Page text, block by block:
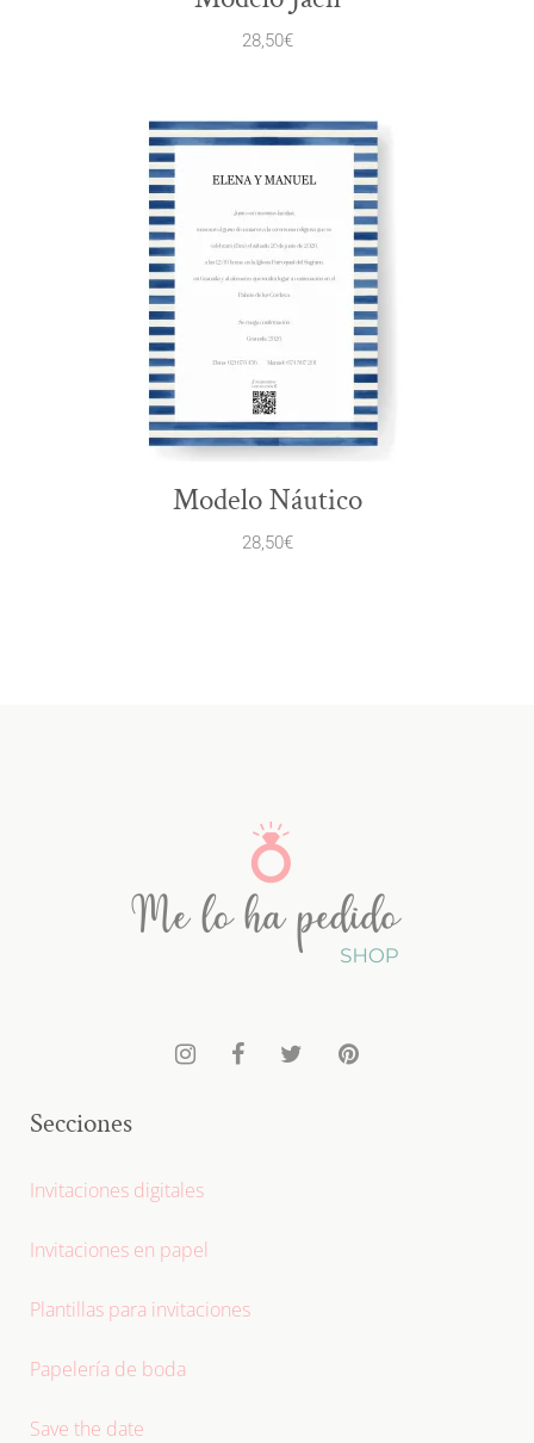
28,50€
Modelo Náutico
28,50€
Secciones
Invitaciones digitales
Invitaciones en papel
Plantillas para invitaciones
Papelería de boda
Save the date